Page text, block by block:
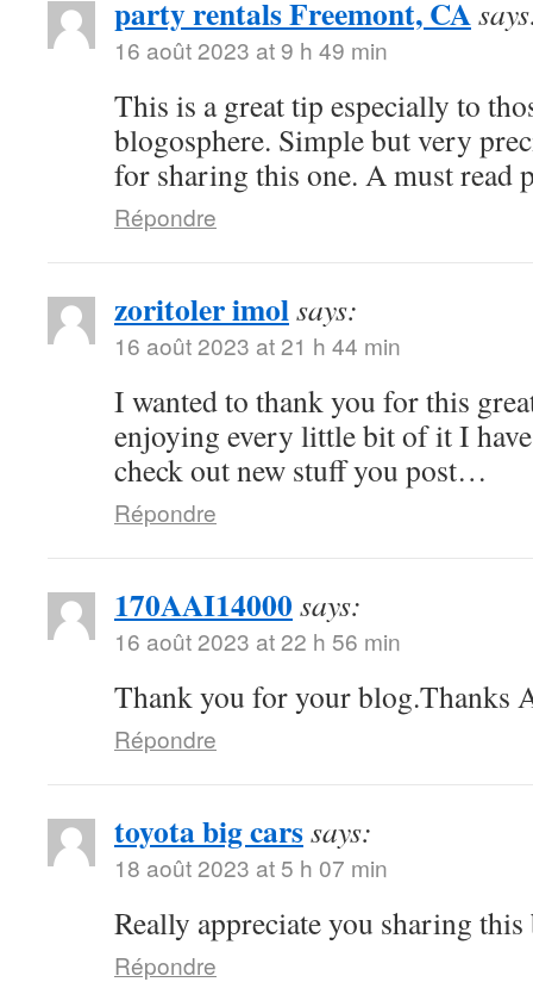
party rentals Freemont, CA
16 août 2023 at 9 h 49 min
This is a great tip especially to
blogosphere. Simple but very
for sharing this one. A must read
Répondre
zoritoler imolsays:
16 août 2023 at 21 h 44 min
I wanted to thank you for this
enjoying every little bit of it I
check out new stuff you post…
Répondre
170AAI14000says:
16 août 2023 at 22 h 56 min
Thank you for your blog.Thanks
Répondre
toyota big carssays:
18 août 2023 at 5 h 07 min
Really appreciate you sharing
Répondre